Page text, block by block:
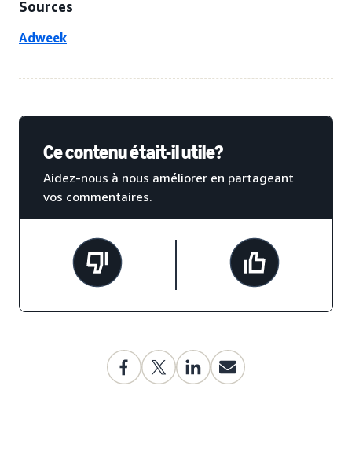
Sources
Adweek
Ce contenu était-il utile?
Aidez-nous à nous améliorer en partageant
vos commentaires.